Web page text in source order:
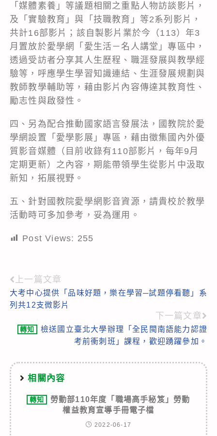
「媒體素養」等議題相關之重點人物訪談影片，
及「實驗教育」與「技職教育」等2系列影片，
共計16部影片；該自製影片業於今（113）年3
月置放於愛學網「愛生活－名人講堂」專區中，
透過受訪者分享其人生歷程、職涯發展與教學經
驗等，呼應學生學習知識連結、生涯發展規劃與
教師教學輔助等，藉由影片內容傳達其教育性、
勵志性與啟發性。
四、另為配合推動國家語言發展法，國教院於愛
學網設置「愛學影展」專區，藉由徵集國內外優
質影音媒體（目前收錄有110部影片，每年9月
定期更新）之內容，期能帶領學生從影片中汲取
新知，拓展視野。
五、針對國教院愛學網影音資源，請貴校於教學
活動時可多加參考，妥為運用。
Post Views: 255
Read
more
上一篇文章
大考中心提供「品味好題，樂在學習─試題停看聽」系
列共12支微影片
下一篇文章
轉知
檢送國立臺北大學辦理「全民閩南語能力認證
考前衝刺班」課程，歡迎踴躍參加。
相關內容
轉知
勞動部110年度「職場高手秘笈」勞動
權益教育宣導手冊電子檔
2022-06-17